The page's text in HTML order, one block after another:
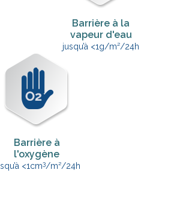
Barrière à la
vapeur d'eau
jusqu’à <1g/m²/24h
Barrière à
l'oxygène
<1cm3/m²/24h